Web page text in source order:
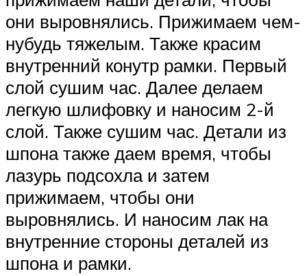
они выровнялись. Прижимаем чем-
нубудь тяжелым. Также красим
внутренний конутр рамки. Первый
слой сушим час. Далее делаем
легкую шлифовку и наносим 2-й
слой. Также сушим час. Детали из
шпона также даем время, чтобы
лазурь подсохла и затем
прижимаем, чтобы они
выровнялись. И наносим лак на
внутренние стороны деталей из
шпона и рамки.